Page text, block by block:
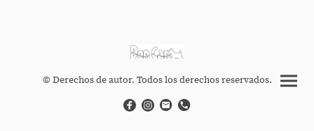
© Derechos de autor. Todos los derechos reservados.